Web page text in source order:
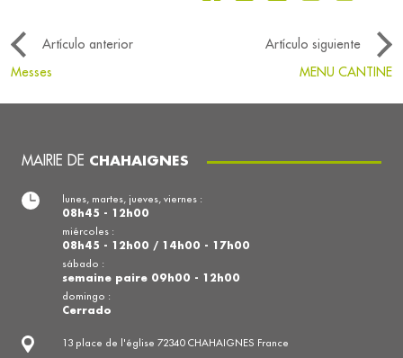
Artículo anterior
Artículo siguiente
Messes
MENU CANTINE
MAIRIE DE CHAHAIGNES
13 place de l'église 72340 CHAHAIGNES France
lunes, martes, jueves, viernes :
08h45 - 12h00
miércoles :
08h45 - 12h00 / 14h00 - 17h00
sábado :
semaine paire 09h00 - 12h00
domingo :
Cerrado